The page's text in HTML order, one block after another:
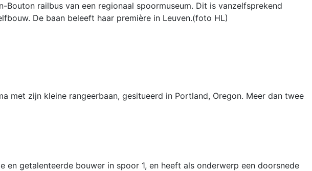
railbus van een regionaal spoormuseum. Dit is vanzelfsprekend
De baan beleeft haar première in Leuven.(foto HL)
met zijn kleine rangeerbaan, gesitueerd in Portland, Oregon. Meer dan twee
getalenteerde bouwer in spoor 1, en heeft als onderwerp een doorsnede